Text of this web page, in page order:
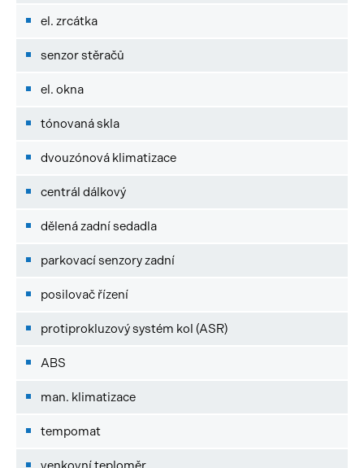
el. zrcátka
senzor stěračů
el. okna
tónovaná skla
dvouzónová klimatizace
centrál dálkový
dělená zadní sedadla
parkovací senzory zadní
posilovač řízení
protiprokluzový systém kol (ASR)
ABS
man. klimatizace
tempomat